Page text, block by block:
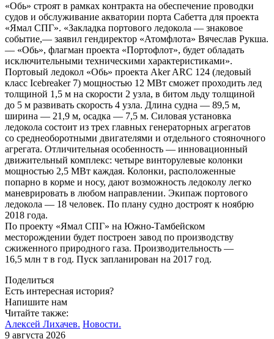
«Обь» строят в рамках контракта на обеспечение проводки
судов и обслуживание акватории порта Сабетта для проекта
«Ямал СПГ». «Закладка портового ледокола — знаковое
событие,— заявил гендиректор «Атомфлота» Вячеслав Рукша.
— «Обь», флагман проекта «Портофлот», будет обладать
исключительными техническими характеристиками».
Портовый ледокол «Обь» проекта Aker ARC 124 (ледовый
класс Icebreaker 7) мощностью 12 МВт сможет проходить лед
толщиной 1,5 м на скорости 2 узла, в битом льду толщиной
до 5 м развивать скорость 4 узла. Длина судна — 89,5 м,
ширина — 21,9 м, осадка — 7,5 м. Силовая установка
ледокола состоит из трех главных генераторных агрегатов
со среднеоборотными двигателями и отдельного стояночного
агрегата. Отличительная особенность — инновационный
движительный комплекс: четыре винторулевые колонки
мощностью 2,5 МВт каждая. Колонки, расположенные
попарно в корме и носу, дают возможность ледоколу легко
маневрировать в любом направлении. Экипаж портового
ледокола — 18 человек. По плану судно достроят к ноябрю
2018 года.
По проекту «Ямал СПГ» на Южно-Тамбейском
месторождении будет построен завод по производству
сжиженного природного газа. Производительность —
16,5 млн т в год. Пуск запланирован на 2017 год.
Поделиться
Есть интересная история?
Напишите нам
Читайте также:
Алексей Лихачев. Новости.
9 августа 2026